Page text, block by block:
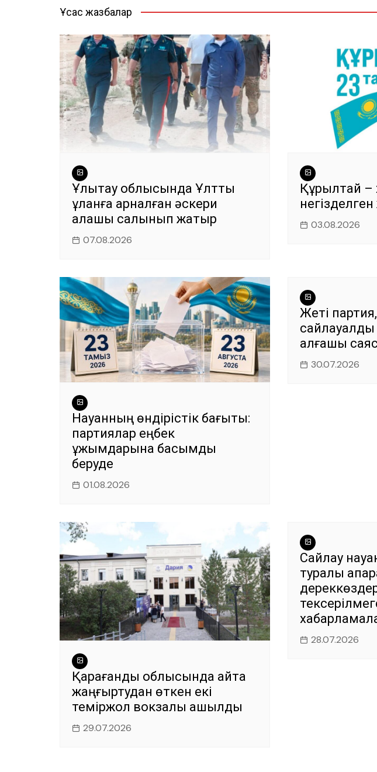
o
o
k
p
p
m
Ұқсас жазбалар
Ұлытау облысында Ұлттық
ұланға арналған әскери
қалашық салынып жатыр
07.08.2026
Құрылтай –
03.08.2026
Науқанның өндірістік бағыты:
партиялар еңбек
ұжымдарына басымдық
беруде
01.08.2026
Жеті
сайлауалды
алғашқы
30.07.2026
Қарағанды облысында қайта
жаңғыртудан өткен екі
теміржол вокзалы ашылды
29.07.2026
Сайлау
туралы
28.07.2026